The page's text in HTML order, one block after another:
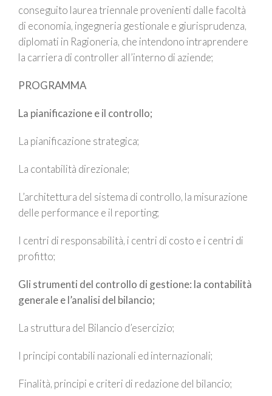
conseguito laurea triennale provenienti dalle facoltà
di economia, ingegneria gestionale e giurisprudenza,
diplomati in Ragioneria, che intendono intraprendere
la carriera di controller all’interno di aziende;
PROGRAMMA
La pianificazione e il controllo;
La pianificazione strategica;
La contabilità direzionale;
L’architettura del sistema di controllo, la misurazione
delle performance e il reporting;
I centri di responsabilità, i centri di costo e i centri di
profitto;
Gli strumenti del controllo di gestione: la contabilità
generale e l’analisi del bilancio;
La struttura del Bilancio d’esercizio;
I principi contabili nazionali ed internazionali;
Finalità, principi e criteri di redazione del bilancio;